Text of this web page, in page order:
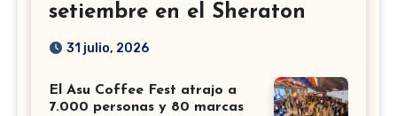
setiembre en el Sheraton
31 julio, 2026
El Asu Coffee Fest atrajo a
7.000 personas y 80 marcas